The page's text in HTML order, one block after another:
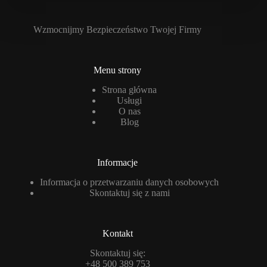
Wzmocnijmy Bezpieczeństwo Twojej Firmy
Menu strony
Strona główna
Usługi
O nas
Blog
Informacje
Informacja o przetwarzaniu danych osobowych
Skontaktuj się z nami
Kontakt
Skontaktuj się:
+48 500 389 753